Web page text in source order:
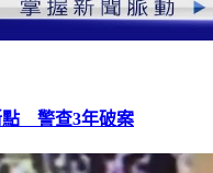
點 警查3年破案